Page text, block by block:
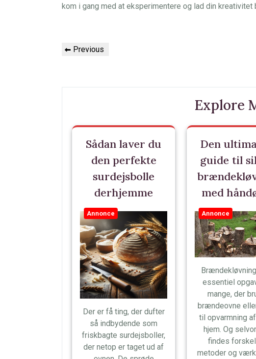
kom i gang med at eksperimentere og lad din
Indlægsnavigation
Previous
Previous
Explore
Sådan laver du
den perfekte
surdejsbolle
derhjemme
Annonce
Der er få ting, der dufter
så indbydende som
friskbagte surdejsboller,
der netop er taget ud af
Den
guide til
med
Annonce
essentiel
mange, der
brændeovne
til opvarmning
hjem. Og
findes
metoder og